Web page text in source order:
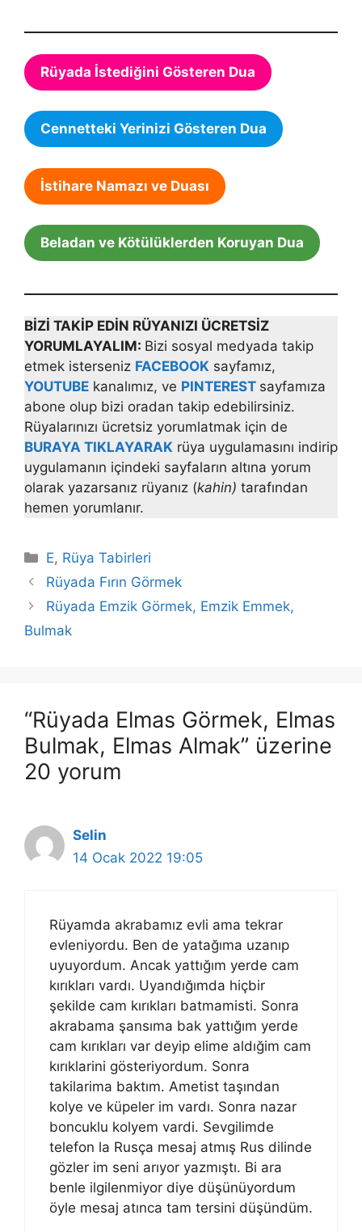
Rüyada İstediğini Gösteren Dua
Cennetteki Yerinizi Gösteren Dua
İstihare Namazı ve Duası
Beladan ve Kötülüklerden Koruyan Dua
BİZİ TAKİP EDİN RÜYANIZI ÜCRETSİZ
YORUMLAYALIM: Bizi sosyal medyada takip
etmek isterseniz FACEBOOK sayfamız,
YOUTUBE kanalımız, ve PINTEREST sayfamıza
abone olup bizi oradan takip edebilirsiniz.
Rüyalarınızı ücretsiz yorumlatmak için de
BURAYA TIKLAYARAK rüya uygulamasını indirip
uygulamanın içindeki sayfaların altına yorum
olarak yazarsanız rüyanız (kahin) tarafından
hemen yorumlanır.
Kategoriler
E, Rüya Tabirleri
Rüyada Fırın Görmek
Rüyada Emzik Görmek, Emzik Emmek,
Bulmak
“Rüyada Elmas Görmek, Elmas
Bulmak, Elmas Almak” üzerine
20 yorum
Selin
14 Ocak 2022 19:05
Rüyamda akrabamız evli ama tekrar
evleniyordu. Ben de yatağıma uzanıp
uyuyordum. Ancak yattığım yerde cam
kırıkları vardı. Uyandığımda hiçbir
şekilde cam kırıkları batmamisti. Sonra
akrabama şansıma bak yattığım yerde
cam kırıkları var deyip elime aldığim cam
kırıklarini gösteriyordum. Sonra
takilarima baktım. Ametist taşından
kolye ve küpeler im vardı. Sonra nazar
boncuklu kolyem vardi. Sevgilimde
telefon la Rusça mesaj atmış Rus dilinde
gözler im seni arıyor yazmıştı. Bi ara
benle ilgilenmiyor diye düşünüyordum
öyle mesaj atınca tam tersini düşündüm.